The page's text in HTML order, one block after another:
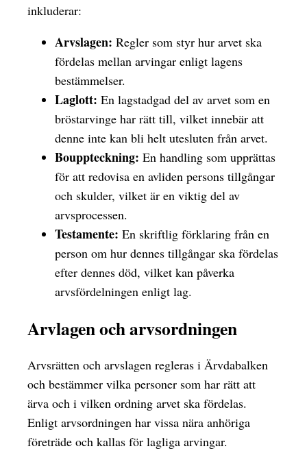
inkluderar:
Arvslagen: Regler som styr hur arvet ska
fördelas mellan arvingar enligt lagens
bestämmelser.
Laglott: En lagstadgad del av arvet som en
bröstarvinge har rätt till, vilket innebär att
denne inte kan bli helt utesluten från arvet.
Bouppteckning: En handling som upprättas
för att redovisa en avliden persons tillgångar
och skulder, vilket är en viktig del av
arvsprocessen.
Testamente: En skriftlig förklaring från en
person om hur dennes tillgångar ska fördelas
efter dennes död, vilket kan påverka
arvsfördelningen enligt lag.
Arvlagen och arvsordningen
Arvsrätten och arvslagen regleras i Ärvdabalken
och bestämmer vilka personer som har rätt att
ärva och i vilken ordning arvet ska fördelas.
Enligt arvsordningen har vissa nära anhöriga
företräde och kallas för lagliga arvingar.